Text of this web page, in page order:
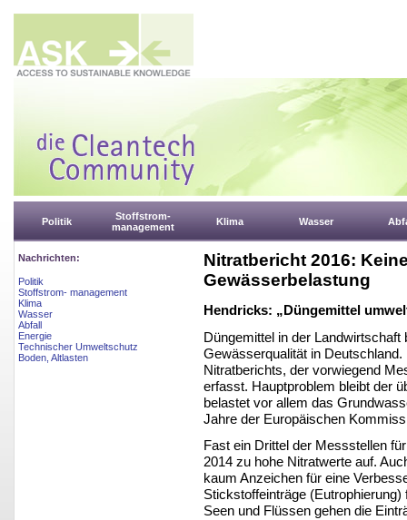
Politik
Stoffstrom-
management
Klima Wasser
Nachrichten:
Politik
Stoffstrom- management
Klima
Wasser
Abfall
Energie
Technischer Umweltschutz
Boden, Altlasten
Nitratbericht 2016:
Gewässerbelastung
Hendricks: „Düngemittel
Düngemittel in der
Gewässerqualität in
Nitratberichts, der vorwiegend
erfasst. Hauptproblem bleibt der
belastet vor allem das
Jahre der Europäischen
Fast ein Drittel der Messstellen
2014 zu hohe Nitratwerte auf.
kaum Anzeichen für eine
Stickstoffeinträge
Seen und Flüssen gehen die